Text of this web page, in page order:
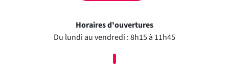
Horaires d'ouvertures
Du lundi au vendredi : 8h15 à 11h45